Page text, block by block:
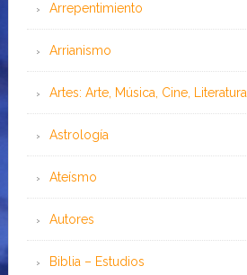
Arrepentimiento
Arrianismo
Artes: Arte, Música, Cine, Literatura
Astrología
Ateísmo
Autores
Biblia – Estudios